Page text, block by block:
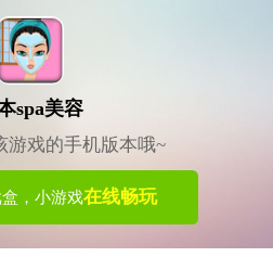
spa美容
游戏的手机版本哦~
，小游戏在线畅玩